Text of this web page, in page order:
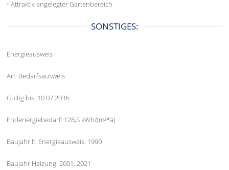
• Attraktiv angelegter Gartenbereich
SONSTIGES:
Energieausweis
Art: Bedarfsausweis
Gültig bis: 10.07.2036
Endenergiebedarf: 128,5 kWh/(m²*a)
Baujahr lt. Energieausweis: 1990
Baujahr Heizung: 2001, 2021